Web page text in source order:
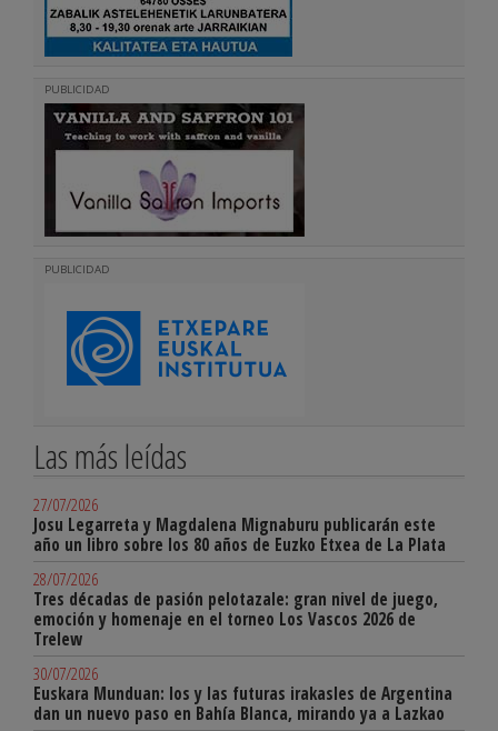
PUBLICIDAD
PUBLICIDAD
Las más leídas
27/07/2026
Josu Legarreta y Magdalena Mignaburu publicarán este
año un libro sobre los 80 años de Euzko Etxea de La Plata
28/07/2026
Tres décadas de pasión pelotazale: gran nivel de juego,
emoción y homenaje en el torneo Los Vascos 2026 de
Trelew
30/07/2026
Euskara Munduan: los y las futuras irakasles de Argentina
dan un nuevo paso en Bahía Blanca, mirando ya a Lazkao